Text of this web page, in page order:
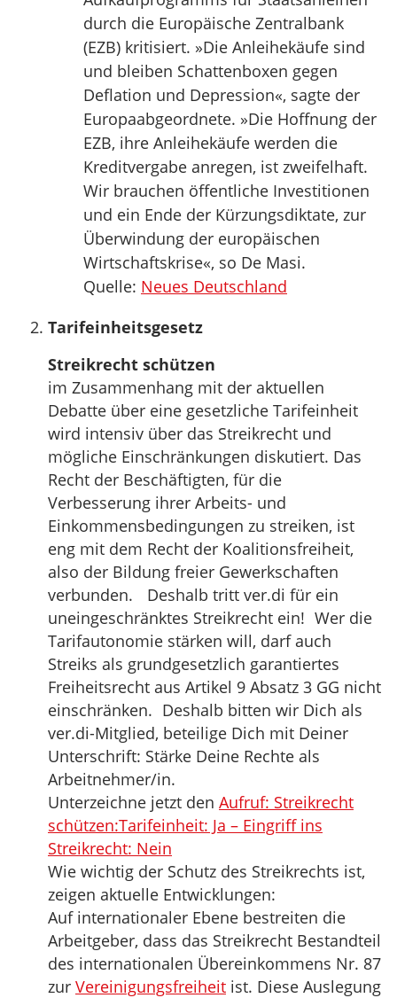
durch die Europäische Zentralbank
(EZB) kritisiert. »Die Anleihekäufe sind
und bleiben Schattenboxen gegen
Deflation und Depression«, sagte der
Europaabgeordnete. »Die Hoffnung der
EZB, ihre Anleihekäufe werden die
Kreditvergabe anregen, ist zweifelhaft.
Wir brauchen öffentliche Investitionen
und ein Ende der Kürzungsdiktate, zur
Überwindung der europäischen
Wirtschaftskrise«, so De Masi.
Quelle: Neues Deutschland
Tarifeinheitsgesetz
Streikrecht schützen
im Zusammenhang mit der aktuellen
Debatte über eine gesetzliche Tarifeinheit
wird intensiv über das Streikrecht und
mögliche Einschränkungen diskutiert. Das
Recht der Beschäftigten, für die
Verbesserung ihrer Arbeits- und
Einkommensbedingungen zu streiken, ist
eng mit dem Recht der Koalitionsfreiheit,
also der Bildung freier Gewerkschaften
verbunden. Deshalb tritt ver.di für ein
uneingeschränktes Streikrecht ein! Wer die
Tarifautonomie stärken will, darf auch
Streiks als grundgesetzlich garantiertes
Freiheitsrecht aus Artikel 9 Absatz 3 GG nicht
einschränken. Deshalb bitten wir Dich als
ver.di-Mitglied, beteilige Dich mit Deiner
Unterschrift: Stärke Deine Rechte als
Arbeitnehmer/in.
Unterzeichne jetzt den Aufruf: Streikrecht
schützen:Tarifeinheit: Ja – Eingriff ins
Streikrecht: Nein
Wie wichtig der Schutz des Streikrechts ist,
zeigen aktuelle Entwicklungen:
Auf internationaler Ebene bestreiten die
Arbeitgeber, dass das Streikrecht Bestandteil
des internationalen Übereinkommens Nr. 87
zur Vereinigungsfreiheit ist. Diese Auslegung